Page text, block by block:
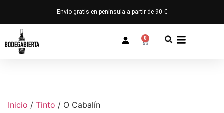
Envío gratis en península a partir de 90 €
0
Inicio / Tinto / O Cabalín